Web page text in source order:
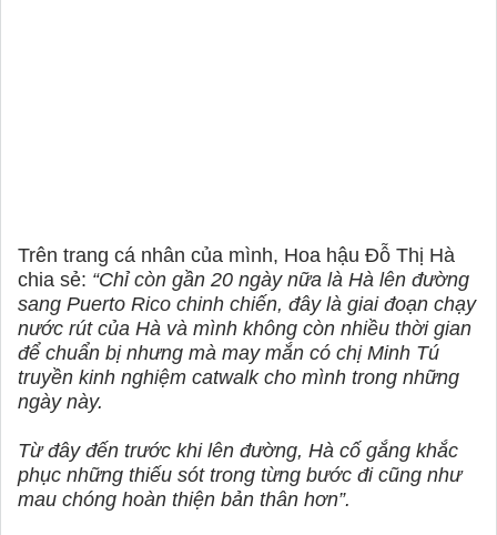
Trên trang cá nhân của mình, Hoa hậu Đỗ Thị Hà
chia sẻ: “Chỉ còn gần 20 ngày nữa là Hà lên đường
sang Puerto Rico chinh chiến, đây là giai đoạn chạy
nước rút của Hà và mình không còn nhiều thời gian
để chuẩn bị nhưng mà may mắn có chị Minh Tú
truyền kinh nghiệm catwalk cho mình trong những
ngày này.
Từ đây đến trước khi lên đường, Hà cố gắng khắc
phục những thiếu sót trong từng bước đi cũng như
mau chóng hoàn thiện bản thân hơn”.